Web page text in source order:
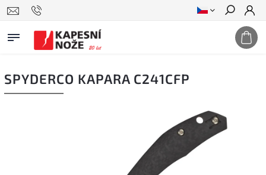
Hledat
SPYDERCO KAPARA C241CFP